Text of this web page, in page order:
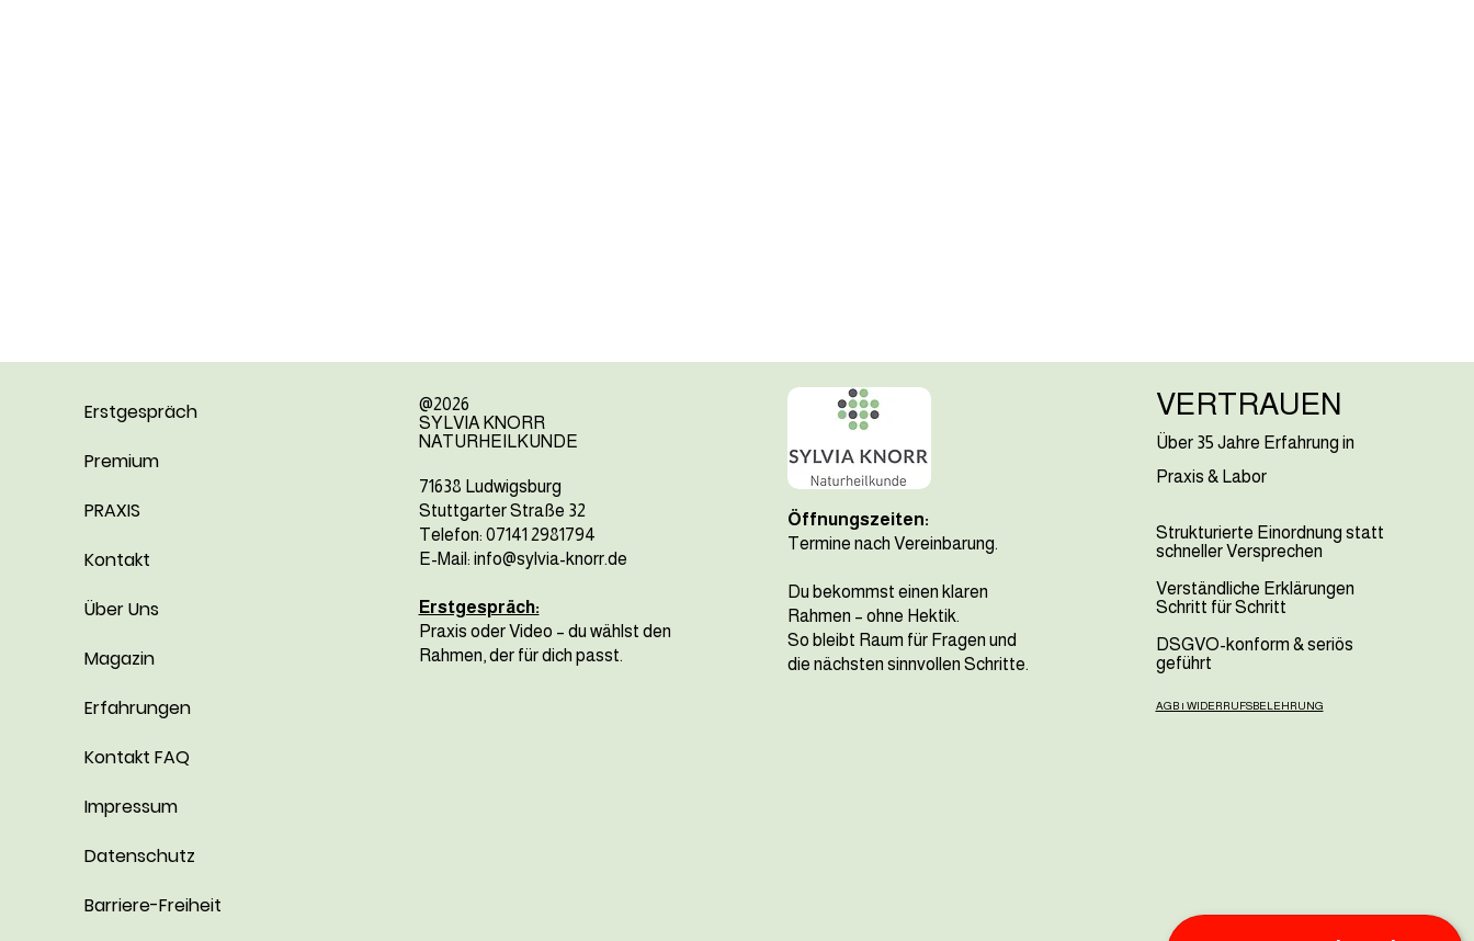
Erstgespräch
Premium
PRAXIS
Kontakt
Über Uns
Magazin
Erfahrungen
Kontakt FAQ
Impressum
Datenschutz
Barriere-Freiheit
@2026
SYLVIA KNORR
NATURHEILKUNDE
71638 Ludwigsburg
Stuttgarter Straße 32
Telefon: 07141 2981794
E-Mail: info@sylvia-knorr.de
Erstgespräch:
Praxis oder Video – du wählst den
Rahmen, der für dich passt.
Öffnungszeiten:
Termine nach Vereinbarung.
Du bekommst einen klaren
Rahmen – ohne Hektik.
So bleibt Raum für Fragen und
die nächsten sinnvollen Schritte.
VERTRAUEN
Über 35 Jahre Erfahrung in
Praxis & Labor
Strukturierte Einordnung statt
schneller Versprechen
Verständliche Erklärungen
Schritt für Schritt
DSGVO-konform & seriös
geführt
AGB | WIDERRUFSBELEHRUNG